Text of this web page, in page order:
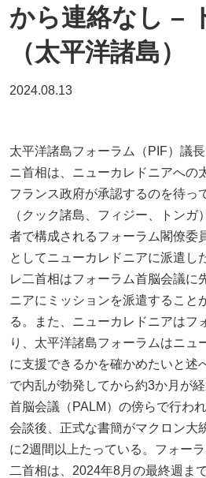
から連絡なし –
（太平洋諸島）
2024.08.13
太平洋諸島フォーラム（PIF）議
ニ首相は、ニューカレドニアへの
フランス政府が承認するのを待っ
（クック諸島、フィジー、トン
者で構成されるフォーラム閣僚委
としてニューカレドニアに派遣し
レ二首相はフォーラム首脳会議に
ニアにミッションを派遣すること
る。また、ニューカレドニアはフ
り、太平洋諸島フォーラムはニュ
に支援できるかを確かめたいと述
で内乱が勃発してから約3か月が
首脳会議（PALM）の傍らで行わ
会談後、正式な書簡がマクロン大
に2週間以上たっている。フォー
二首相は、2024年8月の最終週ま